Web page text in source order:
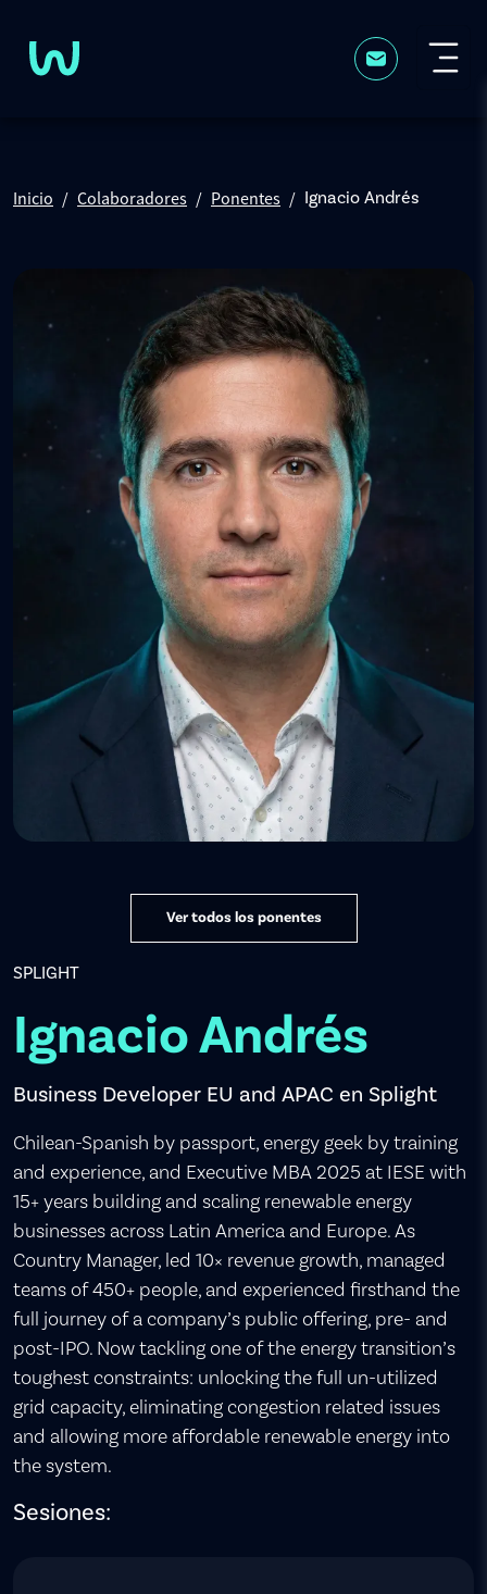
Inicio Colaboradores Ponentes Ignacio Andrés
Ver todos los ponentes
SPLIGHT
Ignacio Andrés
Business Developer EU and APAC en Splight
Chilean-Spanish by passport, energy geek by training
and experience, and Executive MBA 2025 at IESE with
15+ years building and scaling renewable energy
businesses across Latin America and Europe. As
Country Manager, led 10× revenue growth, managed
teams of 450+ people, and experienced firsthand the
full journey of a company’s public offering, pre- and
post-IPO. Now tackling one of the energy transition’s
toughest constraints: unlocking the full un-utilized
grid capacity, eliminating congestion related issues
and allowing more affordable renewable energy into
the system.
Sesiones: